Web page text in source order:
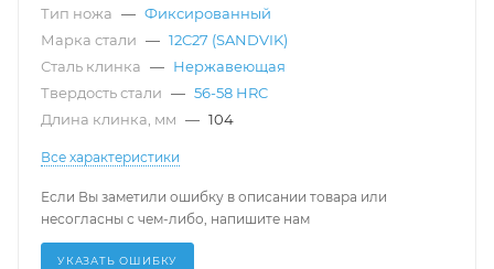
Тип ножа — Фиксированный
Марка стали — 12C27 (SANDVIK)
Сталь клинка — Нержавеющая
Твердость стали — 56-58 HRC
Длина клинка, мм — 104
Все характеристики
Если Вы заметили ошибку в описании товара или
несогласны с чем-либо, напишите нам
УКАЗАТЬ ОШИБКУ